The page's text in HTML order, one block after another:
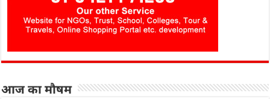
आज का मौषम